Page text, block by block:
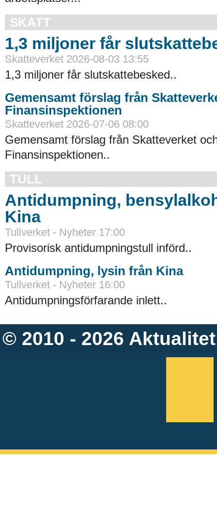
SKATT
1,3 miljoner får
Skatteverket 2026-08-03 13:55
1,3 miljoner får slutskattebesked..
Gemensamt förslag från
Finansinspektionen
Skatteverket 2026-07-06 08:00
Gemensamt förslag från Skatteverket
Finansinspektionen..
TULL
Antidumpning,
Kina
Tullverket - Nyheter 17:00
Provisorisk antidumpningstull införd..
Antidumpning, lysin från Kina
Tullverket - Nyheter 16:00
Antidumpningsförfarande inlett..
© 2010 - 2026 Aktualitet